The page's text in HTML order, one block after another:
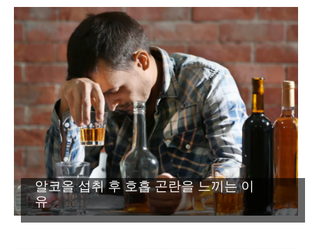
알코올 섭취 후 호흡 곤란을 느끼는 이
유